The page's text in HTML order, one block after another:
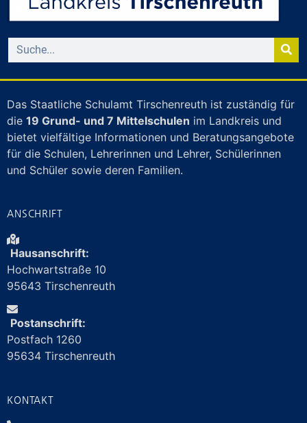
Das Staatliche Schulamt Tirschenreuth ist zuständig für
die 19 Grund- und 7 Mittelschulen im Landkreis und
bietet vielfältige Informationen und Beratungsangebote
für die Schulen, Lehrerinnen und Lehrer, Schülerinnen
und Schüler sowie deren Familien.
ANSCHRIFT
Hausanschrift:
Hochwartstraße 10
95643 Tirschenreuth
Postanschrift:
Postfach 1260
95634 Tirschenreuth
KONTAKT